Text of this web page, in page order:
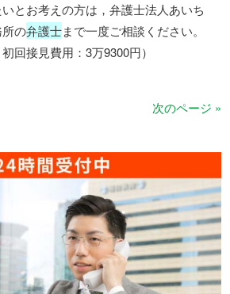
とお考えの方は，弁護士法人あいち
の弁護士まで一度ご相談ください。
回接見費用：3万9300円）
次のページ »